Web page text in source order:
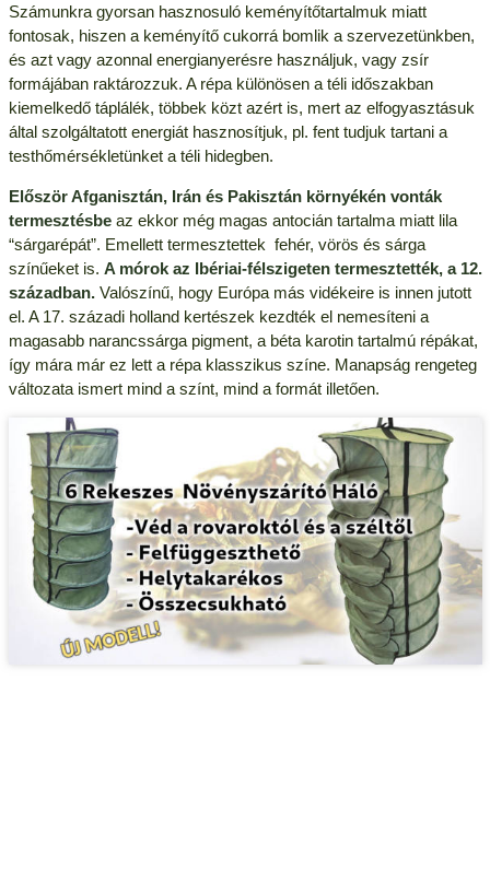
Számunkra gyorsan hasznosuló keményítőtartalmuk miatt
fontosak, hiszen a keményítő cukorrá bomlik a szervezetünkben,
és azt vagy azonnal energianyerésre használjuk, vagy zsír
formájában raktározzuk. A répa különösen a téli időszakban
kiemelkedő táplálék, többek közt azért is, mert az elfogyasztásuk
által szolgáltatott energiát hasznosítjuk, pl. fent tudjuk tartani a
testhőmérsékletünket a téli hidegben.
Először Afganisztán, Irán és Pakisztán környékén vonták
termesztésbeaz ekkor még magas antocián tartalma miatt lila
“sárgarépát”. Emellett termesztettek fehér, vörös és sárga
színűeket is. A mórok az Ibériai-félszigeten termesztették, a 12.
században.Valószínű, hogy Európa más vidékeire is innen jutott
el. A 17. századi holland kertészek kezdték el nemesíteni a
magasabb narancssárga pigment, a béta karotin tartalmú répákat,
így mára már ez lett a répa klasszikus színe. Manapság rengeteg
változata ismert mind a színt, mind a formát illetően.